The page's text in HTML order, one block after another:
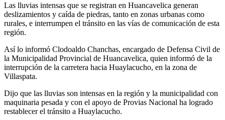
Las lluvias intensas que se registran en Huancavelica generan
deslizamientos y caída de piedras, tanto en zonas urbanas como
rurales, e interrumpen el tránsito en las vías de comunicación de esta
región.
Así lo informó Clodoaldo Chanchas, encargado de Defensa Civil de
la Municipalidad Provincial de Huancavelica, quien informó de la
interrupción de la carretera hacia Huaylacucho, en la zona de
Villaspata.
Dijo que las lluvias son intensas en la región y la municipalidad con
maquinaria pesada y con el apoyo de Provias Nacional ha logrado
restablecer el tránsito a Huaylacucho.